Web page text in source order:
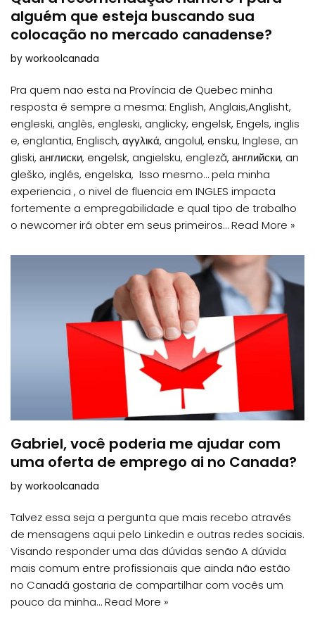
alguém que esteja buscando sua
colocação no mercado canadense?
by workoolcanada
Pra quem nao esta na Província de Quebec minha
resposta é sempre a mesma: English, Anglais,Anglisht,
engleski, anglès, engleski, anglicky, engelsk, Engels, inglis
e, englantia, Englisch, αγγλικά, angolul, ensku, Inglese, an
gliski, англиски, engelsk, angielsku, engleză, английски, an
gleško, inglés, engelska, Isso mesmo… pela minha
experiencia , o nivel de fluencia em INGLES impacta
fortemente a empregabilidade e qual tipo de trabalho
o newcomer irá obter em seus primeiros…Read More »
Gabriel, você poderia me ajudar com
uma oferta de emprego ai no Canada?
by workoolcanada
Talvez essa seja a pergunta que mais recebo através
de mensagens aqui pelo Linkedin e outras redes sociais.
Visando responder uma das dúvidas senão A dúvida
mais comum entre profissionais que ainda não estão
no Canadá gostaria de compartilhar com vocês um
pouco da minha…Read More »